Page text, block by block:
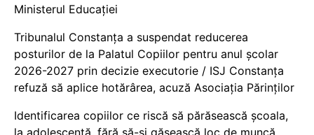
Ministerul Educației
Tribunalul Constanța a suspendat reducerea
posturilor de la Palatul Copiilor pentru anul școlar
2026-2027 prin decizie executorie / ISJ Constanța
refuză să aplice hotărârea, acuză Asociația Părinților
Identificarea copiilor ce riscă să părăsească școala,
la adolescență, fără să-și găsească loc de muncă